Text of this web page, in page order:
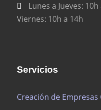
Lunes a Jueves: 10h
Viernes: 10h a 14h
Servicios
Creación de Empresas